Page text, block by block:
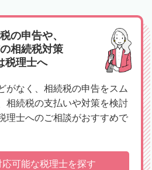
の申告や、
相続税対策
税理士へ
がなく、相続税の申告をスム
相続税の支払いや対策を検討
理士へのご相談がおすすめで
可能な税理士を探す